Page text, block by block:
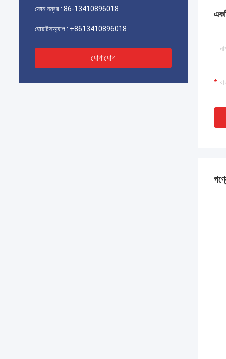
ফোন নম্বর : 86-13410896018
হোয়াটসঅ্যাপ : +8613410896018
যোগাযোগ